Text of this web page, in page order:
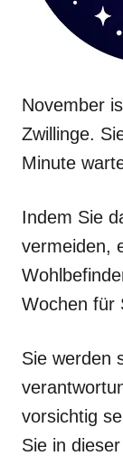
November
Zwillinge.
Minute
Indem Sie
vermeiden,
Wochen für
Sie werden
vorsichtig
Sie in